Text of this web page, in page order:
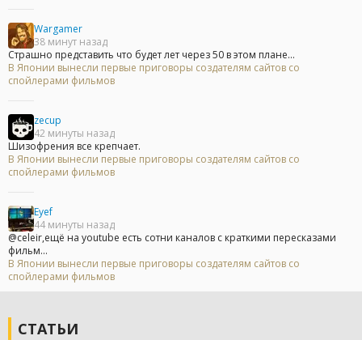
Wargamer
38 минут назад
Страшно представить что будет лет через 50 в этом плане...
В Японии вынесли первые приговоры создателям сайтов со
спойлерами фильмов
zecup
42 минуты назад
Шизофрения все крепчает.
В Японии вынесли первые приговоры создателям сайтов со
спойлерами фильмов
Eyef
44 минуты назад
@celeir,ещё на youtube есть сотни каналов с краткими пересказами
фильм...
В Японии вынесли первые приговоры создателям сайтов со
спойлерами фильмов
СТАТЬИ